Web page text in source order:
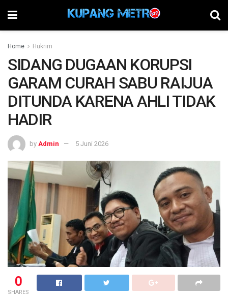
Home Hukrim
SIDANG DUGAAN KORUPSI
GARAM CURAH SABU RAIJUA
DITUNDA KARENA AHLI TIDAK
HADIR
by Admin 5 Juni 2026
0
SHARES